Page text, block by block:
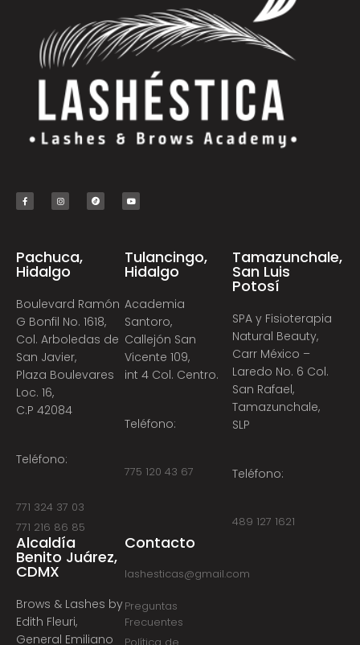
Pachuca,
Hidalgo
Boulevard Ramón
G Bonfil No. 1618,
Col. Arboledas de
San Javier,
Plaza Boulevares
Loc. 16,
C.P 42084
Teléfono:
771 324 37 03
771 216 86 85
Tulancingo,
Hidalgo
Academia
Santoro,
Callejón San
Vicente 109,
int 4 Col. Centro.
Teléfono:
775 120 43 67
Tamazunchale,
San Luis
Potosí
SPA y Fisioterapia
Natural Beauty,
Carr México –
Laredo No. 6 Col.
San Rafael,
Tamazunchale,
SLP
Teléfono:
489 127 1621
Alcaldía
Benito Juárez,
CDMX
Brows & Lashes by
Edith Fleuri,
General Emiliano
Contacto
lashesticas@gmail.com
Preguntas
Frecuentes
Política de